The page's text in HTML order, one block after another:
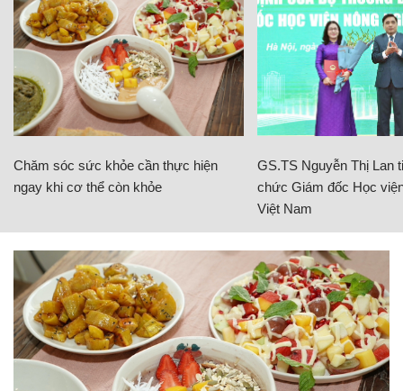
Chăm sóc sức khỏe cần thực hiện
ngay khi cơ thể còn khỏe
GS.TS Nguyễn Thị Lan
chức Giám đốc Học
Việt Nam